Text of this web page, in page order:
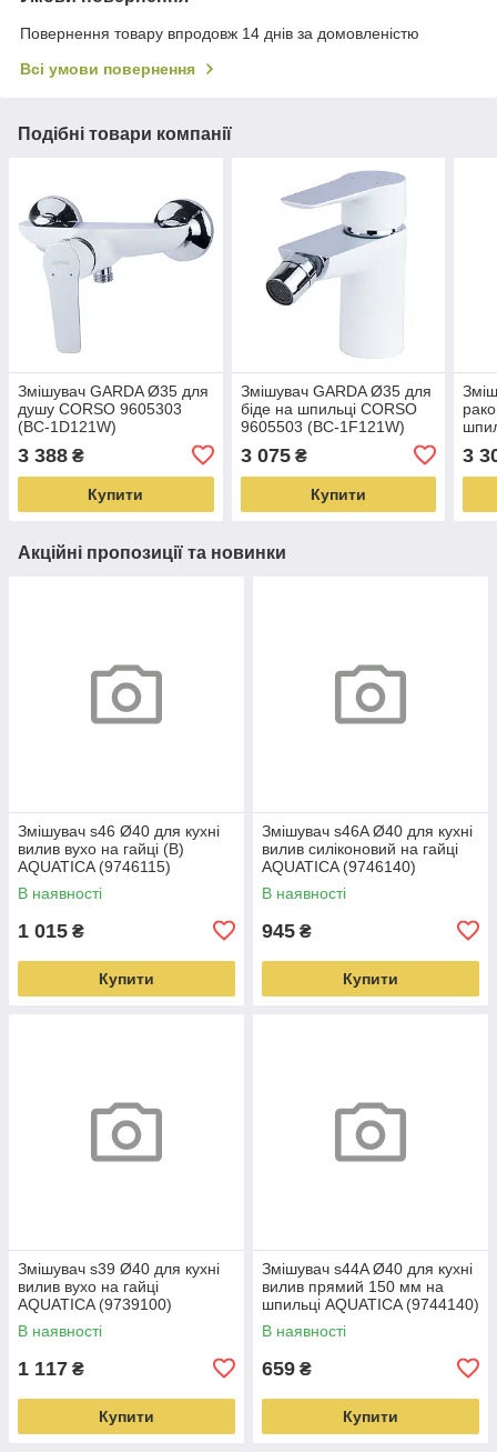
Повернення товару впродовж 14 днів за домовленістю
Всі умови повернення
Подібні товари компанії
Змішувач GARDA Ø35 для
душу CORSO 9605303
(BC-1D121W)
3 388 ₴
Купити
Змішувач GARDA Ø35 для
біде на шпильці CORSO
9605503 (BC-1F121W)
3 075₴
Купити
3
Акційні пропозиції та новинки
Змішувач s46 Ø40 для кухні
вилив вухо на гайці (B)
AQUATICA (9746115)
В наявності
1 015 ₴
Купити
Змішувач s46A Ø40 для кухні
вилив силіконовий на гайці
AQUATICA (9746140)
В наявності
945 ₴
Купити
Змішувач s39 Ø40 для кухні
вилив вухо на гайці
AQUATICA (9739100)
В наявності
1 117 ₴
Купити
Змішувач s44A Ø40 для кухні
вилив прямий 150 мм на
шпильці AQUATICA (9744140)
В наявності
659 ₴
Купити